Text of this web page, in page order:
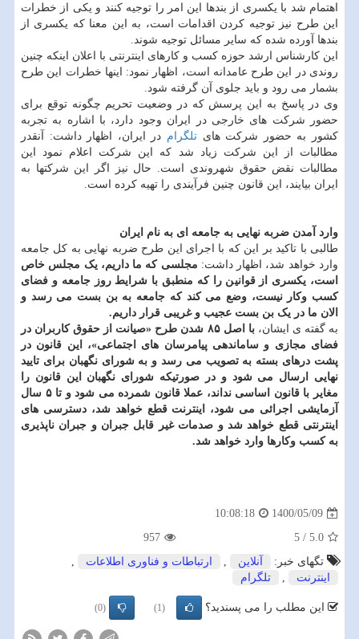
اهتمام شد با یکسری از بندها این امر را توجیه کنند و یکی از خطرات
این طرح نیز توجیه کردن اقدامات است، به این معنا که یکسری از
بندها آورده شده که سایر مسائل توجیه شوند.
این کارشناس ارشد حوزه کسب و کارهای اینترنتی با اعلان اینکه چنین
روندی در این طرح عامدانه است، اظهار نمود: اینها خطرات این طرح
بشمار می رود و باید جلوی آن گرفته شود.
وی در پاسخ به این پرسش که در وضعیت تحریم چگونه توقع برای
حضور شرکت های خارجی در ایران وجود دارد، با اشاره به تجربه
کشور به حضور شرکت های تلگرام در ایران، اظهار داشت: آنقدر
مطالبات از این شرکت زیاد شد که این شرکت اعلام نمود این
مطالبات نقض حقوق شهروندی است. حال نیز اگر این شرکتها به
ایران بیایند، این قانون چنین فرآیندی را تهیه کرده است.
وارد آمدن ضربه نهایی به جامعه ای به نام ایران
طالبی با تاکید بر این که با اجرای این طرح ضربه نهایی به کل جامعه
وارد خواهد شد، اظهار داشت: مجلسی که ما داریم، یک مجلس خاص
است، یکسری از قوانین را که منطبق با شرایط روز جامعه و فضای
کسب وکار نیست، وضع می کند که جامعه به بن بست می رسد و
الان ما در یک بن بست عجیب و غریبی قرار داریم.
به گفته ی ایشان،
با اصل ۸۵ شدن طرح «صیانت از حقوق کاربران در
فضای مجازی و ساماندهی پیامرسان های اجتماعی»، این قانون در
پشت درهای بسته به تصویب می رسد و به شورای نگهبان برای تایید
نهایی ارسال می شود و در صورتیکه شورای نگهبان این قانون را
مغایر با قانون اساسی نداند، عملا قانون شمرده می شود و تا ۵ سال
آزمایشی اجرائی می شود، اینترنت قطع خواهد شد، دسترسی های
اینترنتی قطع خواهد شد و صدمات غیر قابل جبران و جبران ناپذیری
به کسب وکارها وارد خواهد شد.
1400/05/09
10:08:18
5.0
/
5
957
تگهای خبر:
آنلاین , ارتباطات و فناوری اطلاعات
,
اینترنت
, تلگرام
این مطلب را می پسندید؟ (1)
(0)